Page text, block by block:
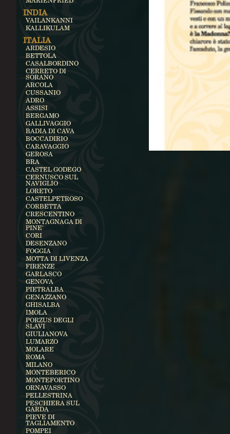
INDIA
VAILANKANNI
KALLIKULAM
ITALIA
ARDESIO
BETTOLA
CASALBORDINO
CERRETO DI
SORANO
ARCOLA
CUSSANIO
ADRO
ASSISI
BERGAMO
GALLIVAGGIO
BADIA DI CAVA
BOCCADIRIO
CARAVAGGIO
GEROSA
BRA
CASTEL GODEGO
CERNUSCO SUL
NAVIGLIO
LORETO
CASTELPETROSO
CORBETTA
CRESCENTINO
MONTAGNAGA DI
PINE'
CORI
DESENZANO
FOGGIA
MOTTA DI LIVENZA
FIRENZE
GARLASCO
GENOVA
PIETRALBA
GENAZZANO
GHISALBA
IMOLA
PORZUS DEGLI
SLAVI
GIULIANOVA
LUMARZO
MOLARE
ROMA
MILANO
MONTEBERICO
MONTEFORTINO
ORNAVASSO
PELLESTRINA
PESCHIERA SUL
GARDA
PIEVE DI
TAGLIAMENTO
POMPEI